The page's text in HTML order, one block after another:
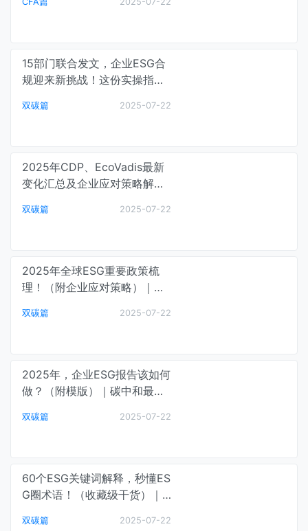
15部门联合发文，企业ESG合
规迎来新挑战！这份实操指南
双碳篇 2025-07-22
2025年CDP、EcoVadis最新
变化汇总及企业应对策略解读
双碳篇 2025-07-22
2025年全球ESG重要政策梳
理！（附企业应对策略）｜碳
双碳篇 2025-07-22
2025年，企业ESG报告该如何
做？（附模版）｜碳中和最前
双碳篇 2025-07-22
60个ESG关键词解释，秒懂ES
G圈术语！（收藏级干货）｜
双碳篇 2025-07-22